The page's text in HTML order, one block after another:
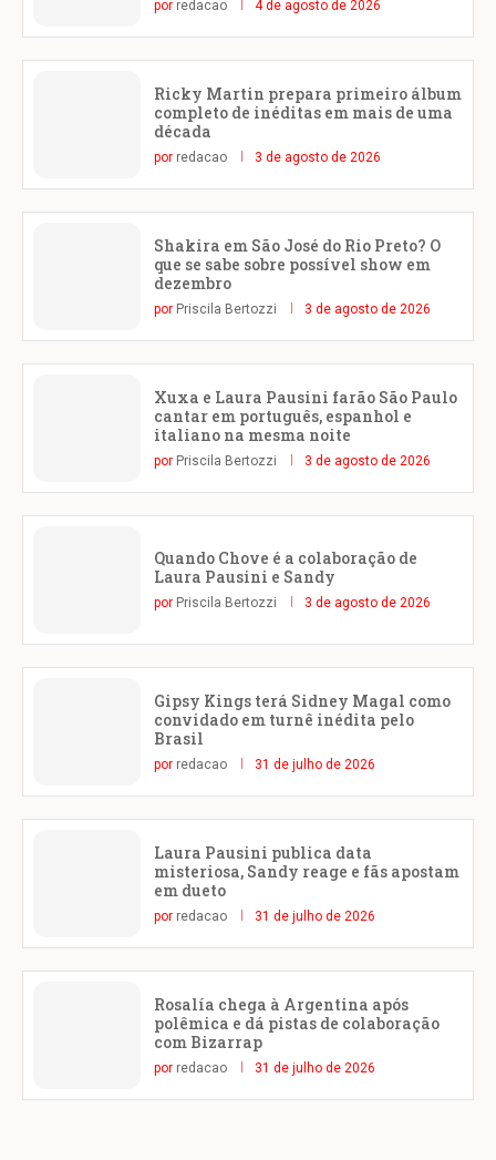
por redacao 4 de agosto de 2026
Ricky Martin prepara primeiro álbum
completo de inéditas em mais de uma
década
por redacao 3 de agosto de 2026
Shakira em São José do Rio Preto? O
que se sabe sobre possível show em
dezembro
por Priscila Bertozzi 3 de agosto de 2026
Xuxa e Laura Pausini farão São Paulo
cantar em português, espanhol e
italiano na mesma noite
por Priscila Bertozzi 3 de agosto de 2026
Quando Chove é a colaboração de
Laura Pausini e Sandy
por Priscila Bertozzi 3 de agosto de 2026
Gipsy Kings terá Sidney Magal como
convidado em turnê inédita pelo
Brasil
por redacao 31 de julho de 2026
Laura Pausini publica data
misteriosa, Sandy reage e fãs apostam
em dueto
por redacao 31 de julho de 2026
Rosalía chega à Argentina após
polêmica e dá pistas de colaboração
com Bizarrap
por redacao 31 de julho de 2026